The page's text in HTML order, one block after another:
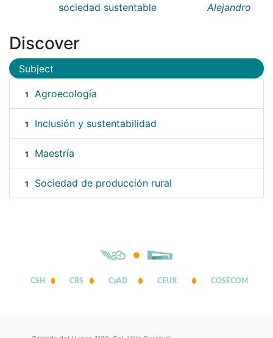
sociedad sustentable
Alejandro
Discover
Subject
1 Agroecología
1 Inclusión y sustentabilidad
1 Maestría
1 Sociedad de producción rural
CSH CBS CyAD CEUX COSECOM